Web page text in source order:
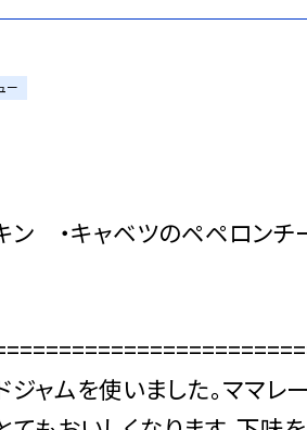
ー
・キャベツのペペロンチ
ャムを使いました。ママレ